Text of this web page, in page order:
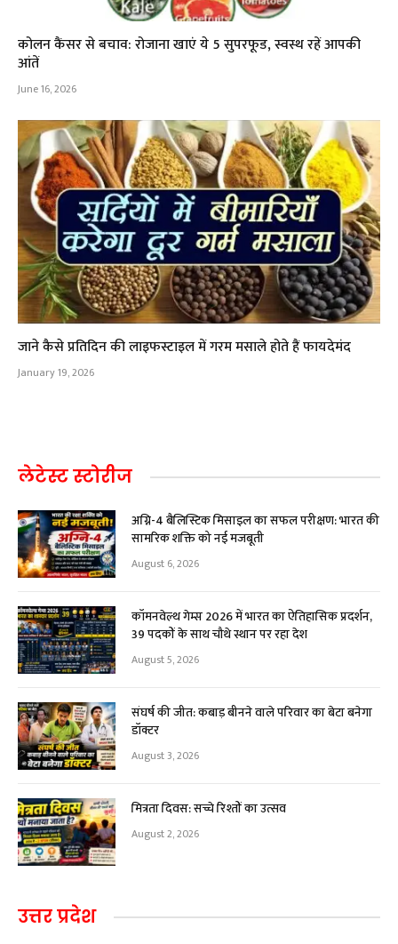
कोलन कैंसर से बचाव: रोजाना खाएं ये 5 सुपरफूड, स्वस्थ रहें आपकी
आंतें
June 16, 2026
जाने कैसे प्रतिदिन की लाइफस्टाइल में गरम मसाले होते हैं फायदेमंद
January 19, 2026
लेटेस्ट स्टोरीज
अग्नि-4 बैलिस्टिक मिसाइल का सफल परीक्षण: भारत की
सामरिक शक्ति को नई मजबूती
August 6, 2026
कॉमनवेल्थ गेम्स 2026 में भारत का ऐतिहासिक प्रदर्शन,
39 पदकों के साथ चौथे स्थान पर रहा देश
August 5, 2026
संघर्ष की जीत: कबाड़ बीनने वाले परिवार का बेटा बनेगा
डॉक्टर
August 3, 2026
मित्रता दिवस: सच्चे रिश्तों का उत्सव
August 2, 2026
उत्तर प्रदेश